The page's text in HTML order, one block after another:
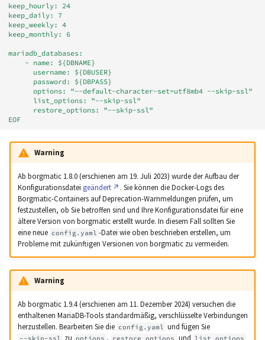
keep_hourly: 24
keep_daily: 7
keep_weekly: 4
keep_monthly: 6
mariadb_databases:
    - name: ${DBNAME}
      username: ${DBUSER}
      password: ${DBPASS}
      options: "--default-character-set=utf8mb4 --skip-ssl"
      list_options: "--skip-ssl"
      restore_options: "--skip-ssl"
EOF
Warning
Ab borgmatic 1.8.0 (erschienen am 19. Juli 2023) wurde der Aufbau der
Konfigurationsdatei geändert
. Sie können die Docker-Logs des
Borgmatic-Containers auf Deprecation-Warnmeldungen prüfen, um
festzustellen, ob Sie betroffen sind und Ihre Konfigurationsdatei für eine
ältere Version von borgmatic erstellt wurde. In diesem Fall sollten Sie
eine neue config.yaml -Datei wie oben beschrieben erstellen, um
Probleme mit zukünftigen Versionen von borgmatic zu vermeiden.
Warning
Ab borgmatic 1.9.4 (erschienen am 11. Dezember 2024) versuchen die
enthaltenen MariaDB-Tools standardmäßig, verschlüsselte Verbindungen
herzustellen. Bearbeiten Sie die config.yaml und fügen Sie
--skip-ssl zu options , restore_options und list_options